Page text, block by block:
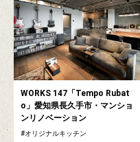
WORKS 147「Tempo Rubat
o」愛知県長久手市・マンショ
ンリノベーション
オリジナルキッチン